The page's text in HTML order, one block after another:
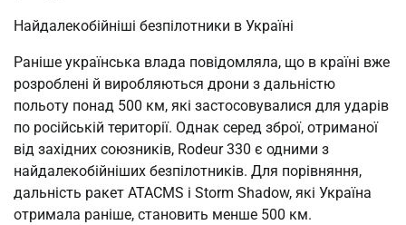
Найдалекобійніші безпілотники в Україні
Раніше українська влада повідомляла, що в країні вже
розроблені й виробляються дрони з дальністю
польоту понад 500 км, які застосовувалися для ударів
по російській території. Однак серед зброї, отриманої
від західних союзників, Rodeur 330 є одними з
найдалекобійніших безпілотників. Для порівняння,
дальність ракет ATACMS і Storm Shadow, які Україна
отримала раніше, становить менше 500 км.